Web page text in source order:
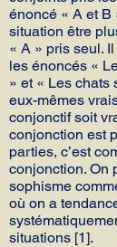
énoncé « A et B
situation être
« A » pris seul.
les énoncés «
» et « Les chats
eux-mêmes
conjonctif soit
conjonction est
parties, c’est
conjonction. On
sophisme
où on a
situations [1].